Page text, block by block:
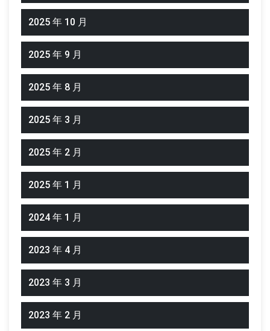
2025 年 10 月
2025 年 9 月
2025 年 8 月
2025 年 3 月
2025 年 2 月
2025 年 1 月
2024 年 1 月
2023 年 4 月
2023 年 3 月
2023 年 2 月